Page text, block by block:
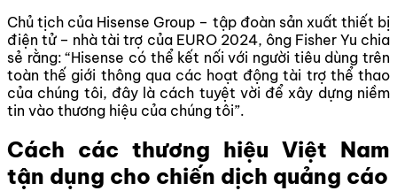
Chủ tịch của Hisense Group – tập đoàn sản xuất thiết bị
điện tử – nhà tài trợ của EURO 2024, ông Fisher Yu chia
sẻ rằng: “Hisense có thể kết nối với người tiêu dùng trên
toàn thế giới thông qua các hoạt động tài trợ thể thao
của chúng tôi, đây là cách tuyệt vời để xây dựng niềm
tin vào thương hiệu của chúng tôi”.
Cách các thương hiệu Việt Nam
tận dụng cho chiến dịch quảng cáo